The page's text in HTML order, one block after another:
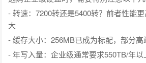
- 转速：7200转还是5400转？前者性能
大
- 缓存大小：256MB已成为标配，部分
- 年写入量：企业级通常要求550TB/年以